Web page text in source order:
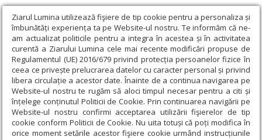
Ziarul Lumina utilizează fişiere de tip cookie pentru a personaliza și
îmbunătăți experiența ta pe Website-ul nostru. Te informăm că ne-
am actualizat politicile pentru a integra în acestea și în activitatea
curentă a Ziarului Lumina cele mai recente modificări propuse de
Regulamentul (UE) 2016/679 privind protecția persoanelor fizice în
ceea ce privește prelucrarea datelor cu caracter personal și privind
libera circulație a acestor date. Înainte de a continua navigarea pe
Website-ul nostru te rugăm să aloci timpul necesar pentru a citi și
înțelege conținutul Politicii de Cookie. Prin continuarea navigării pe
Website-ul nostru confirmi acceptarea utilizării fişierelor de tip
cookie conform Politicii de Cookie. Nu uita totuși că poți modifica în
orice moment setările acestor fişiere cookie urmând instrucțiunile
Ziarul Lumina › Societate › Actualitate socială › „Limba română
continuă să fie boicotată la Chişinău“
„Limba română continuă să fie boicotată la